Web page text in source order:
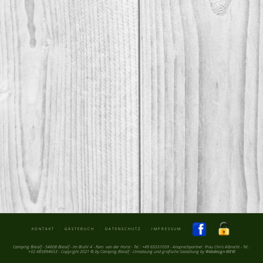
KONTAKT GÄSTEBUCH DATENSCHUTZ IMPRESSUM
Camping Bleialf - 54608 Bleialf - Im Brühl 4 - Fam. van der Horst - Tel.: +49 65551059 - Ansprechpartner: Frau Chris Albrecht - Tel.:
+32 485894653 - Copyright 2021 © by Camping Bleialf - Umsetzung und grafische Gestaltung byWebdesign-WEW